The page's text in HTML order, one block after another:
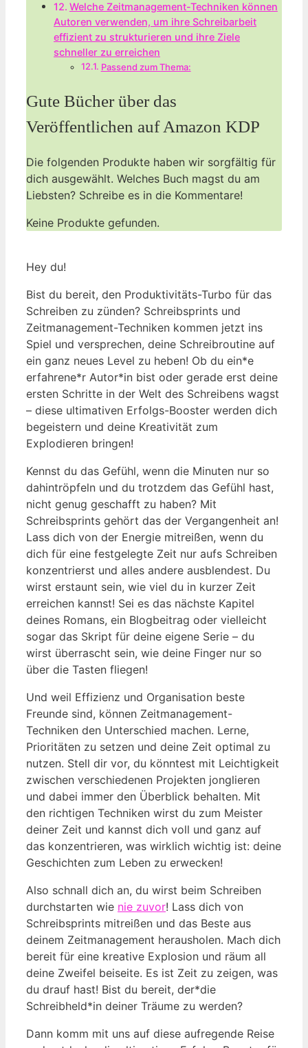
Welche Zeitmanagement-Techniken können
Autoren‍ verwenden, um ihre Schreibarbeit
effizient zu strukturieren und ihre Ziele
schneller zu erreichen
Passend zum Thema:
Gute ‌Bücher über⁤ das
Veröffentlichen auf ⁤Amazon⁣ KDP
Die folgenden Produkte haben ‍wir sorgfältig für
dich ausgewählt. Welches Buch magst du am
Liebsten?​ Schreibe ‌es in die‍ Kommentare!
Keine Produkte gefunden.
Hey ‌du!
Bist du bereit, den Produktivitäts-Turbo für das
Schreiben zu zünden? Schreibsprints und
Zeitmanagement-Techniken kommen ‌jetzt ins
Spiel und versprechen, deine Schreibroutine ⁤auf
ein ganz neues ​Level zu heben! Ob du ein*e
erfahrene*r Autor*in bist oder gerade erst deine
ersten Schritte in der Welt des Schreibens wagst​
– diese ultimativen Erfolgs-Booster werden dich
begeistern ‍und deine Kreativität zum
Explodieren bringen!
Kennst du ​das Gefühl, wenn die Minuten nur so
dahintröpfeln und‌ du trotzdem das Gefühl hast,
nicht ‍genug geschafft⁣ zu haben? Mit
Schreibsprints gehört das der Vergangenheit an!
‌Lass ‌dich von der ⁣Energie mitreißen, wenn du​
dich für eine ⁤festgelegte Zeit nur aufs Schreiben
konzentrierst und alles andere⁤ ausblendest. Du
wirst ⁣erstaunt sein,‍ wie viel du​ in kurzer⁢ Zeit
erreichen kannst! Sei es das nächste Kapitel ​
deines Romans, ein Blogbeitrag oder vielleicht
sogar​ das Skript ‍für deine eigene Serie – du
wirst überrascht sein, wie deine Finger nur so
über die Tasten⁢ fliegen!
Und weil Effizienz und Organisation​ beste
Freunde ​sind,⁢ können Zeitmanagement-
Techniken den Unterschied machen. Lerne,
Prioritäten zu setzen und⁢ deine Zeit optimal zu
nutzen. Stell dir vor, du könntest ⁤mit Leichtigkeit
zwischen⁢ verschiedenen Projekten jonglieren
⁢und dabei⁣ immer den Überblick behalten. Mit⁢
den richtigen Techniken wirst du zum Meister
deiner Zeit und kannst dich voll und ganz auf
das konzentrieren, was wirklich wichtig ist: deine
Geschichten zum‌ Leben zu erwecken!
Also schnall dich an, du wirst beim Schreiben
durchstarten wie​ nie zuvor! Lass ‌dich von
Schreibsprints mitreißen und⁣ das Beste aus
deinem Zeitmanagement herausholen.‌ Mach dich⁣
bereit für eine kreative Explosion und räum all
deine Zweifel ⁤beiseite. Es ist Zeit zu zeigen, was
du drauf hast! Bist du bereit, der*die​
Schreibheld*in‌ deiner Träume​ zu werden?
Dann komm mit uns auf diese aufregende Reise